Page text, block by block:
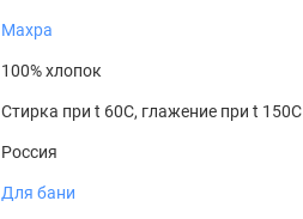
Махра
100% хлопок
Стирка при t 60С, глажение при t 150С
Россия
Для бани